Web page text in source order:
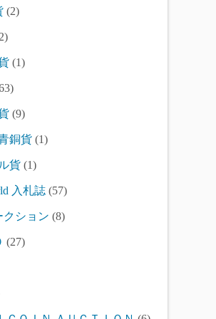
(2)
(1)
(9)
銅貨 (1)
貨 (1)
入札誌 (57)
クション (8)
(27)